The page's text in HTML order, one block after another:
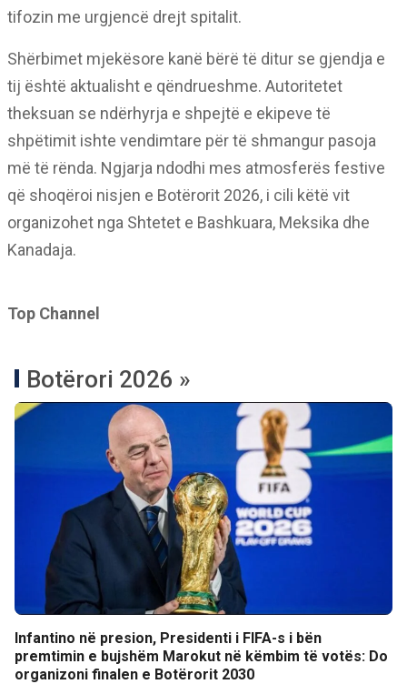
tifozin me urgjencë drejt spitalit.
Shërbimet mjekësore kanë bërë të ditur se gjendja e
tij është aktualisht e qëndrueshme. Autoritetet
theksuan se ndërhyrja e shpejtë e ekipeve të
shpëtimit ishte vendimtare për të shmangur pasoja
më të rënda. Ngjarja ndodhi mes atmosferës festive
që shoqëroi nisjen e Botërorit 2026, i cili këtë vit
organizohet nga Shtetet e Bashkuara, Meksika dhe
Kanadaja.
Top Channel
Botërori 2026 »
Infantino në presion, Presidenti i FIFA-s i bën
premtimin e bujshëm Marokut në këmbim të votës: Do
organizoni finalen e Botërorit 2030